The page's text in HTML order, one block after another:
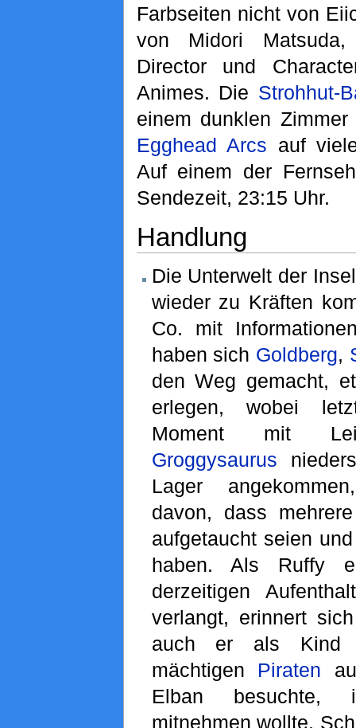
Farbseiten nicht von
von Midori
Director und
Animes. Die Strohhut-
einem dunklen
Egghead Arcs auf
Auf einem der
Sendezeit, 23:15 Uhr.
Handlung
Die Unterwelt der
wieder zu Kräften
Co. mit
haben sich Goldberg,
den Weg gemacht,
erlegen, wobei
Moment mit
Groggysaurus
Lager
davon, dass
aufgetaucht seien
haben. Als Ruffy
derzeitigen
verlangt, erinnert
auch er als Kind
mächtigen Piraten
Elban
mitnehmen wollte.